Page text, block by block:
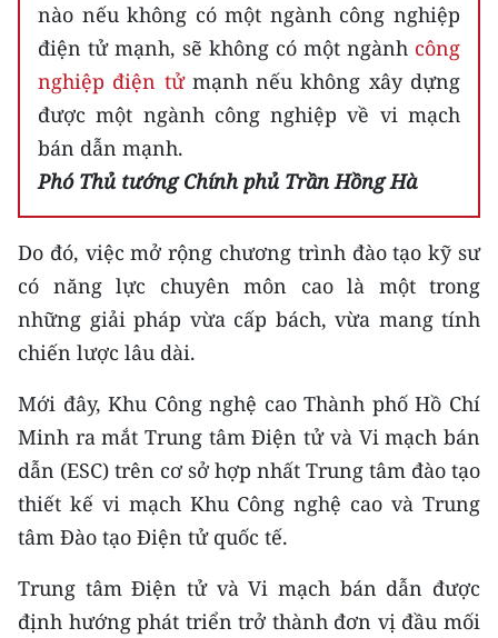
nào nếu không có một ngành công nghiệp
điện tử mạnh, sẽ không có một ngành công
nghiệp điện tửmạnh nếu không xây dựng
được một ngành công nghiệp về vi mạch
bán dẫn mạnh.
Phó Thủ tướng Chính phủ Trần Hồng Hà
Do đó, việc mở rộng chương trình đào tạo kỹ sư
có năng lực chuyên môn cao là một trong
những giải pháp vừa cấp bách, vừa mang tính
chiến lược lâu dài.
Mới đây, Khu Công nghệ cao Thành phố Hồ Chí
Minh ra mắt Trung tâm Điện tử và Vi mạch bán
dẫn (ESC) trên cơ sở hợp nhất Trung tâm đào tạo
thiết kế vi mạch Khu Công nghệ cao và Trung
tâm Đào tạo Điện tử quốc tế.
Trung tâm Điện tử và Vi mạch bán dẫn được
định hướng phát triển trở thành đơn vị đầu mối